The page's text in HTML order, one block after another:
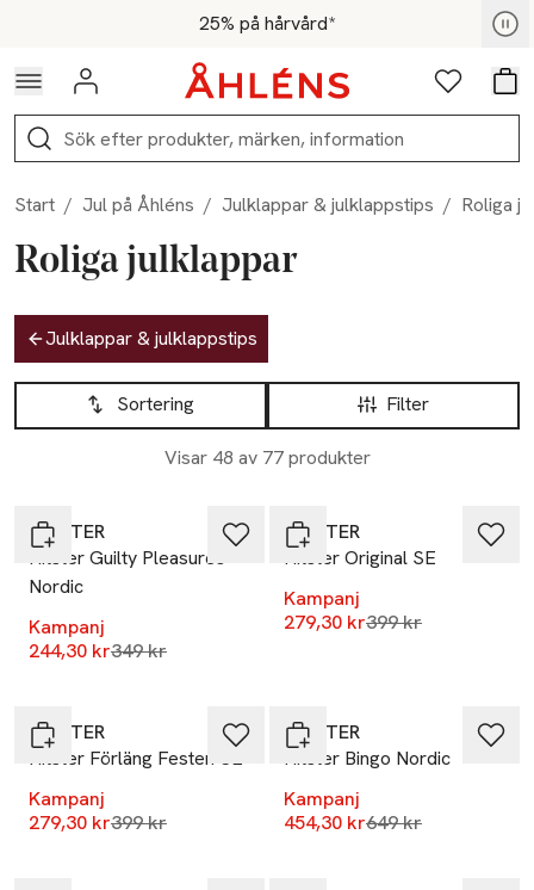
Hoppa till navigationsmenyn25% på hårvård*
För medlemmar - Shoppa nu
Logga in Favoriter
Sök
Start / Jul på Åhléns / Julklappar & julklappstips / Roliga
Roliga julklappar
Hoppa till produktsidan
Julklappar & julklappstips
Hoppa till produktsidan
Filter
Sortering
Visar 48 av 77 produkter
Lista över produkter
HITSTER
Hitster Guilty Pleasures
Nordic
Kampanj
244,30 krLägsta pris 30 dagar
349 kr
HITSTER
Hitster Original SE
Kampanj
279,30 krLägsta pris 30
399 kr
HITSTER
Hitster Förläng Festen SE
Kampanj
279,30 krLägsta pris 30 dagar
399 kr
HITSTER
Hitster Bingo Nordic
Kampanj
454,30 krLägsta pris 30
649 kr